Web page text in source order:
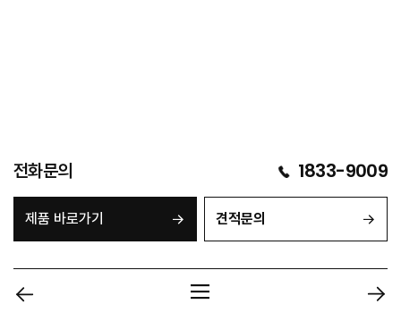
전화문의 1833-9009
제품 바로가기 견적문의